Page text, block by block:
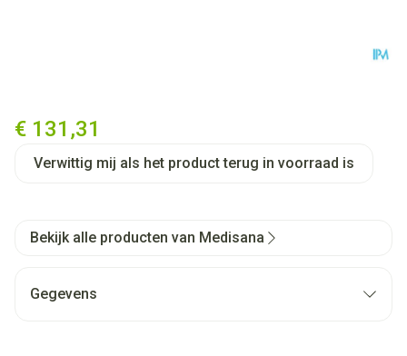
€ 131,31
Verwittig mij als het product terug in voorraad is
Bekijk alle producten van Medisana
Gegevens